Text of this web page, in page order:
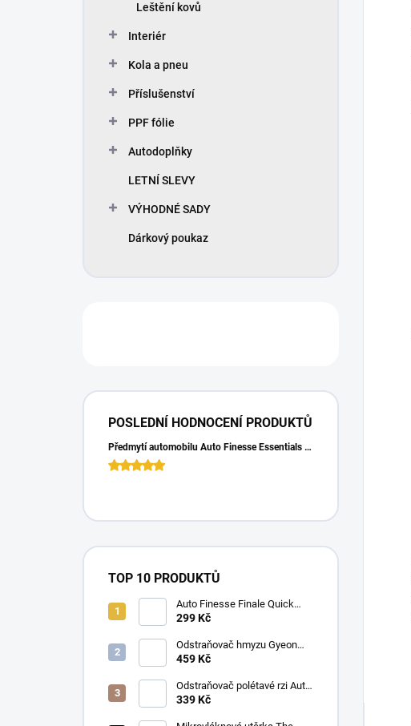
Leštění kovů
Interiér
Kola a pneu
Příslušenství
PPF fólie
Autodoplňky
LETNÍ SLEVY
VÝHODNÉ SADY
Dárkový poukaz
POSLEDNÍ HODNOCENÍ PRODUKTŮ
Předmytí automobilu Auto Finesse Essentials Pre-Wash (500 ml)
TOP 10 PRODUKTŮ
Auto Finesse Finale Quick
Detailer (500 ml)
299 Kč
Odstraňovač hmyzu Gyeon
Q2M Bug&Grime (1 L)
459 Kč
Odstraňovač polétavé rzi Auto
Finesse Iron Out
339 Kč